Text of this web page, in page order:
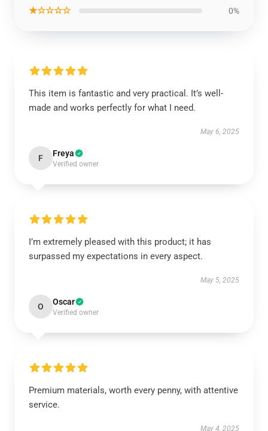
★☆☆☆☆ 0%
This item is fantastic and very practical. It’s well-
made and works perfectly for what I need.
May 6, 2025
F Freya
Verified owner
I’m extremely pleased with this product; it has
surpassed my expectations in every aspect.
May 5, 2025
O Oscar
Verified owner
Premium materials, worth every penny, with attentive
service.
May 4, 2025